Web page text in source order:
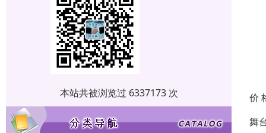
本站共被浏览过 6337173 次
价
舞